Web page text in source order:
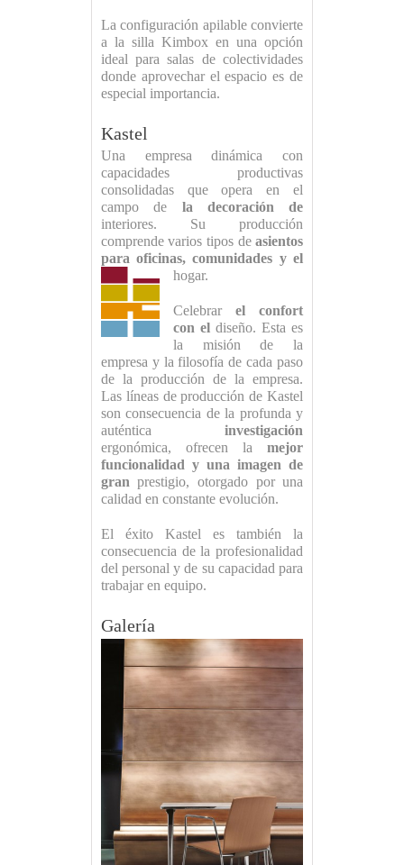
La configuración apilable convierte
a la silla Kimbox en una opción
ideal para salas de colectividades
donde aprovechar el espacio es de
especial importancia.
Kastel
Una empresa dinámica con
capacidades productivas
consolidadas que opera en el
campo de la decoración de
interiores. Su producción
comprende varios tipos deasientos
para oficinas, comunidades y el
hogar.
Celebrar el confort
con el diseño. Esta es
la misión de la
empresa y la filosofía de cada paso
de la producción de la empresa.
Las líneas de producción de Kastel
son consecuencia de la profunda y
auténticainvestigación
ergonómica, ofrecen lamejor
funcionalidad y una imagen de
granprestigio, otorgado por una
calidad en constante evolución.
El éxito Kastel es también la
consecuencia de la profesionalidad
del personal y de su capacidad para
trabajar en equipo.
Galería